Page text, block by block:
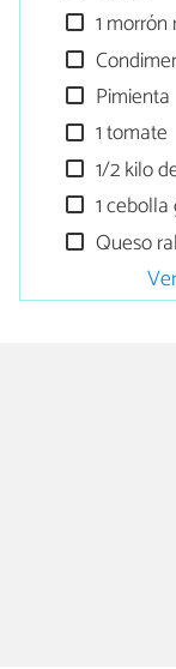
1 morrón
Pimienta
1 tomate
1/2 kilo
1
Queso